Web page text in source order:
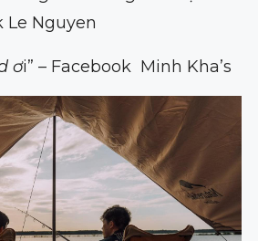
Le Nguyen
ơi” – Facebook Minh Kha’s